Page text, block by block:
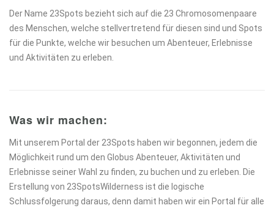
Der Name 23Spots bezieht sich auf die 23 Chromosomenpaare
des Menschen, welche stellvertretend für diesen sind und Spots
für die Punkte, welche wir besuchen um Abenteuer, Erlebnisse
und Aktivitäten zu erleben.
Was wir machen:
Mit unserem Portal der 23Spots haben wir begonnen, jedem die
Möglichkeit rund um den Globus Abenteuer, Aktivitäten und
Erlebnisse seiner Wahl zu finden, zu buchen und zu erleben. Die
Erstellung von 23SpotsWilderness ist die logische
Schlussfolgerung daraus, denn damit haben wir ein Portal für alle